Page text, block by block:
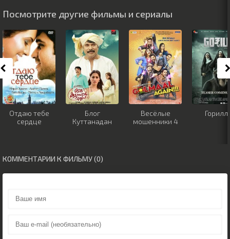
Посмотрите другие фильмы и сериалы
Отдаю тебе
сердце
Блог
Куттанадан
Весёлые
мошенники 4
КОММЕНТАРИИ К ФИЛЬМУ (0)